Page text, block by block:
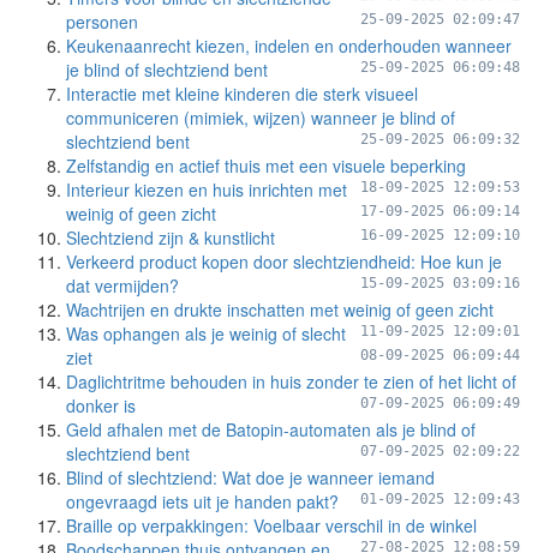
personen
25-09-2025 02:09:47
Keukenaanrecht kiezen, indelen en onderhouden wanneer
je blind of slechtziend bent
25-09-2025 06:09:48
Interactie met kleine kinderen die sterk visueel
communiceren (mimiek, wijzen) wanneer je blind of
slechtziend bent
25-09-2025 06:09:32
Zelfstandig en actief thuis met een visuele beperking
18-09-2025 12:09:53
Interieur kiezen en huis inrichten met
weinig of geen zicht
17-09-2025 06:09:14
Slechtziend zijn & kunstlicht 16-09-2025 12:09:10
Verkeerd product kopen door slechtziendheid: Hoe kun je
dat vermijden?
15-09-2025 03:09:16
Wachtrijen en drukte inschatten met weinig of geen zicht
11-09-2025 12:09:01
Was ophangen als je weinig of slecht
ziet
08-09-2025 06:09:44
Daglichtritme behouden in huis zonder te zien of het licht of
donker is
07-09-2025 06:09:49
Geld afhalen met de Batopin-automaten als je blind of
slechtziend bent
07-09-2025 02:09:22
Blind of slechtziend: Wat doe je wanneer iemand
ongevraagd iets uit je handen pakt?
01-09-2025 12:09:43
Braille op verpakkingen: Voelbaar verschil in de winkel
27-08-2025 12:08:59